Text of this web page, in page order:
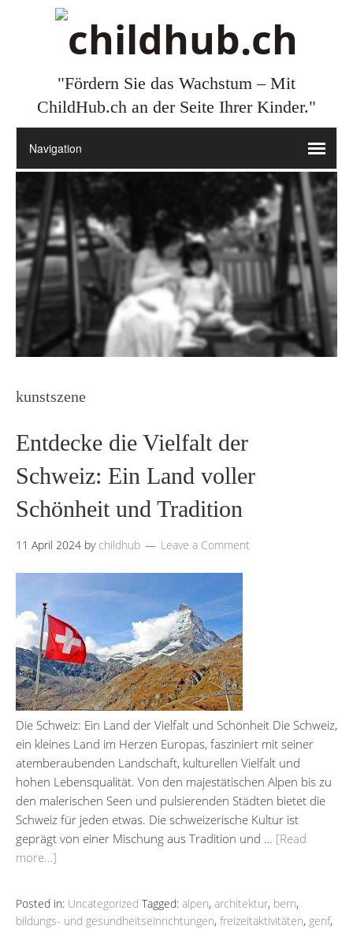
"Fördern Sie das Wachstum – Mit
ChildHub.ch an der Seite Ihrer Kinder."
kunstszene
Entdecke die Vielfalt der
Schweiz: Ein Land voller
Schönheit und Tradition
11 April 2024 by childhub Leave a Comment
Die Schweiz: Ein Land der Vielfalt und Schönheit Die Schweiz,
ein kleines Land im Herzen Europas, fasziniert mit seiner
atemberaubenden Landschaft, kulturellen Vielfalt und
hohen Lebensqualität. Von den majestätischen Alpen bis zu
den malerischen Seen und pulsierenden Städten bietet die
Schweiz für jeden etwas. Die schweizerische Kultur ist
geprägt von einer Mischung aus Tradition und … [Read
more…]
Posted in: Uncategorized Tagged: alpen, architektur, bern,
bildungs- und gesundheitseinrichtungen, freizeitaktivitäten, genf,